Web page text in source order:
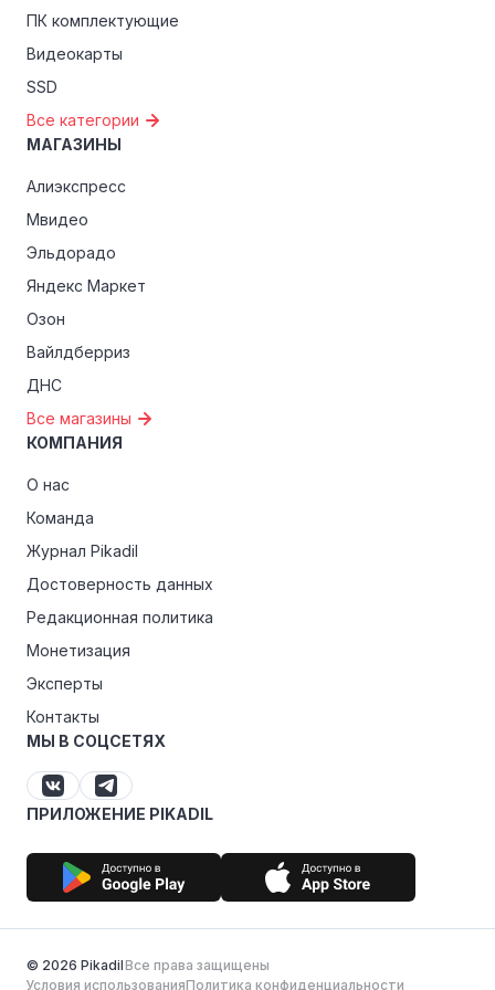
пенсионеров.
ПК комплектующие
Видеокарты
SSD
Все категории
МАГАЗИНЫ
Алиэкспресс
Мвидео
Эльдорадо
Яндекс Маркет
Озон
Вайлдберриз
ДНС
Все магазины
КОМПАНИЯ
О нас
Команда
Журнал Pikadil
Достоверность данных
Редакционная политика
Монетизация
Эксперты
Контакты
МЫ В СОЦСЕТЯХ
ПРИЛОЖЕНИЕ PIKADIL
© 2026 PikadilВсе права защищены
Условия использованияПолитика конфиденциальности